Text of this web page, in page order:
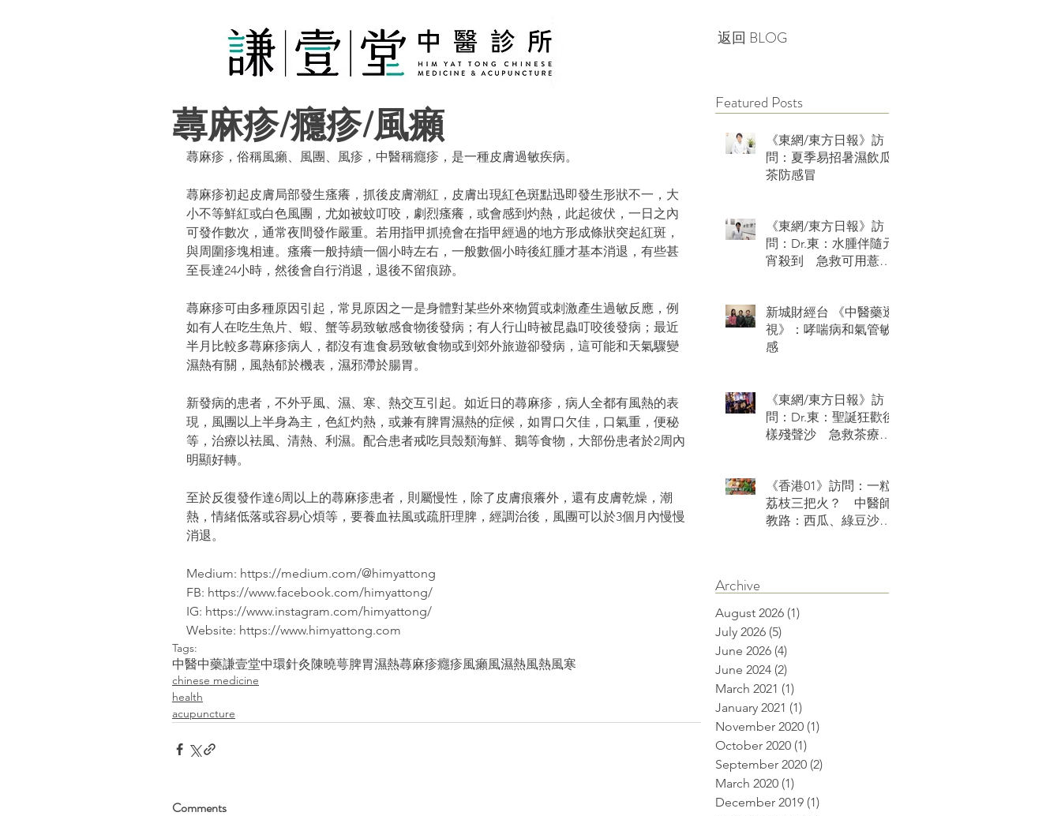
返回 BLOG
蕁麻疹/癮疹/風癩
蕁麻疹，俗稱風癩、風團、風疹，中醫稱癮疹，是一種皮膚過敏疾病。
蕁麻疹初起皮膚局部發生瘙癢，抓後皮膚潮紅，皮膚出現紅色斑點迅即發生形狀不一，大
小不等鮮紅或白色風團，尤如被蚊叮咬，劇烈瘙癢，或會感到灼熱，此起彼伏，一日之內
可發作數次，通常夜間發作嚴重。若用指甲抓撓會在指甲經過的地方形成條狀突起紅斑，
與周圍疹塊相連。瘙癢一般持續一個小時左右，一般數個小時後紅腫才基本消退，有些甚
至長達24小時，然後會自行消退，退後不留痕跡。
蕁麻疹可由多種原因引起，常見原因之一是身體對某些外來物質或刺激產生過敏反應，例
如有人在吃生魚片、蝦、蟹等易致敏感食物後發病；有人行山時被昆蟲叮咬後發病；最近
半月比較多蕁麻疹病人，都沒有進食易致敏食物或到郊外旅遊卻發病，這可能和天氣驟變
濕熱有關，風熱郁於機表，濕邪滯於腸胃。
新發病的患者，不外乎風、濕、寒、熱交互引起。如近日的蕁麻疹，病人全都有風熱的表
現，風團以上半身為主，色紅灼熱，或兼有脾胃濕熱的症候，如胃口欠佳，口氣重，便秘
等，治療以袪風、清熱、利濕。配合患者戒吃貝殼類海鮮、鵝等食物，大部份患者於2周內
明顯好轉。
至於反復發作達6周以上的蕁麻疹患者，則屬慢性，除了皮膚痕癢外，還有皮膚乾燥，潮
熱，情緒低落或容易心煩等，要養血袪風或疏肝理脾，經調治後，風團可以於3個月內慢慢
消退。
Medium: https://medium.com/@himyattong
FB: https://www.facebook.com/himyattong/
IG: https://www.instagram.com/himyattong/
Website: https://www.himyattong.com
Tags:
中醫中藥謙壹堂中環針灸陳曉萼脾胃濕熱蕁麻疹癮疹風癩風濕熱風熱風寒
chinese medicine
health
acupuncture
Comments
Featured Posts
《東網/東方日報》訪
問：夏季易招暑濕飲瓜
茶防感冒
《東網/東方日報》訪
問：Dr.東：水腫伴隨元
宵殺到 急救可用薏米
新城財經台 《中醫藥透
視》：哮喘病和氣管敏
感
《東網/東方日報》訪
問：Dr.東：聖誕狂歡後
樣殘聲沙 急救茶療火
《香港01》訪問：一粒
荔枝三把火？ 中醫師
教路：西瓜、綠豆沙可
Archive
August 2026 (1)
July 2026 (5)
June 2026 (4)
June 2024 (2)
March 2021 (1)
January 2021 (1)
November 2020 (1)
October 2020 (1)
September 2020 (2)
March 2020 (1)
December 2019 (1)